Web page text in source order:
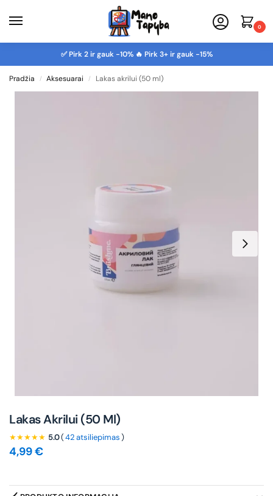
0
✅ Pirk 2 ir gauk -10% 🔥 Pirk 3+ ir gauk -15%
Pradžia / Aksesuarai / Lakas akrilui (50 ml)
Lakas Akrilui (50 Ml)
★★★★★ 5.0(42 atsiliepimas)
4,99€